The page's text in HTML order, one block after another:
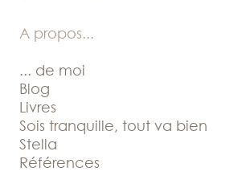
A propos...
... de moi
Blog
Livres
Sois tranquille, tout va bien
Stella
Références